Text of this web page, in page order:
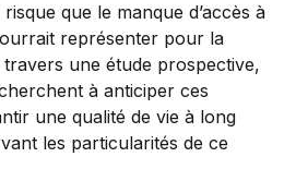
que le manque d’accès à
représenter pour la
travers une étude prospective,
à anticiper ces
une qualité de vie à long
les particularités de ce